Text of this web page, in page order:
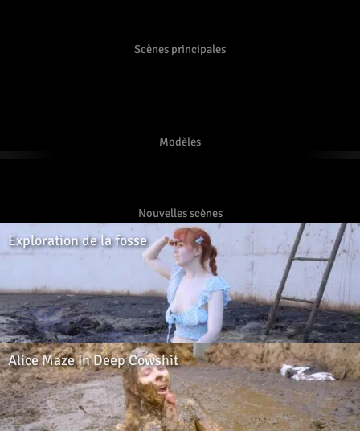
Scènes principales
ModèlesKaitlyn Katsaros
Nouvelles scènes
Exploration de la fosse
Alice Maze In Deep Cowshit